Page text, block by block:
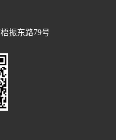
振东路79号